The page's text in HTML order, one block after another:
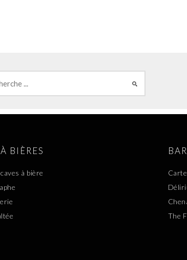
BIÈRES
à bière
The